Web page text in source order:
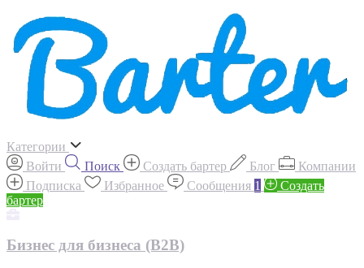
Категории
Войти
Поиск Создать бартер Блог
Компании
Подписка
Избранное Сообщения 1
Создать
бартер
Бизнес для бизнеса (B2B)